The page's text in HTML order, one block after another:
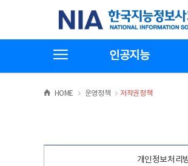
기
한국지능정보사회진흥원
인공지능
HOME >운영정책 >
저작권정책
개인정보처리